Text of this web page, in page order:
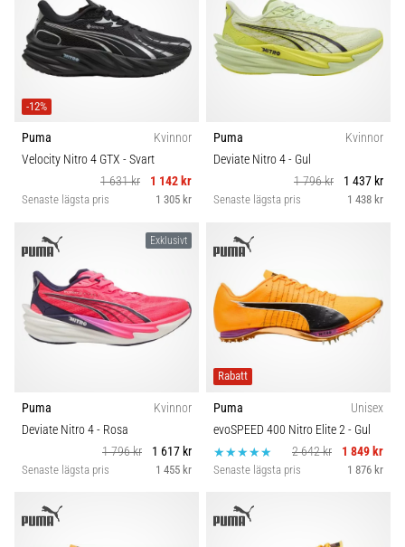
Vad…
alla
artiklar
-12%
Puma
Kvinnor
Velocity Nitro 4 GTX - Svart
1 631 kr
1 142 kr
Senaste lägsta pris 1 305 kr
Puma
Kvinnor
Deviate Nitro 4- Gul
1 796 kr
1 437 kr
Senaste lägsta pris 1 438 kr
Exklusivt
Puma
Kvinnor
Deviate Nitro 4- Rosa
1 796 kr
1 617 kr
Senaste lägsta pris 1 455 kr
Rabatt
Puma
Unisex
evoSPEED 400 Nitro Elite 2- Gul
2 642 kr
1 849 kr
Senaste lägsta pris 1 876 kr